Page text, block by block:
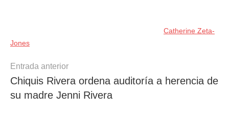
Catherine Zeta-
Jones
Navegación
de
entradas
Entrada anterior
Chiquis Rivera ordena auditoría a herencia de
su madre Jenni Rivera